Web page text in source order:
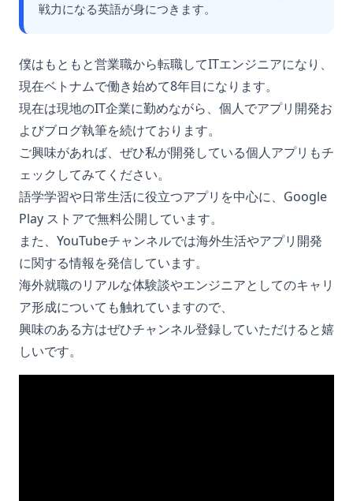
戦力になる英語が身につきます。
僕はもともと営業職から転職してITエンジニアになり、
現在ベトナムで働き始めて8年目になります。
現在は現地のIT企業に勤めながら、個人でアプリ開発お
よびブログ執筆を続けております。
ご興味があれば、ぜひ私が開発している個人アプリもチ
ェックしてみてください。
語学学習や日常生活に役立つアプリを中心に、Google
Play ストアで無料公開しています。
また、YouTubeチャンネルでは海外生活やアプリ開発
に関する情報を発信しています。
海外就職のリアルな体験談やエンジニアとしてのキャリ
ア形成についても触れていますので、
興味のある方はぜひチャンネル登録していただけると嬉
しいです。